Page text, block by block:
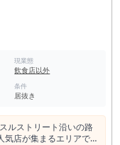
東山公園（東京都目
のおでん 代官山店 旧
の店舗賃
39,511円 最も高い
円 一番多い階 地
現業態
飲食店以外
条件
居抜き
ルストリート沿いの路
気店が集まるエリアで